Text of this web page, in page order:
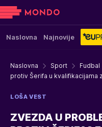
Naslovna Najnovije
Naslovna Sport Fudbal
protiv Šerifa u kvalifikacijama
LOŠA VEST
ZVEZDA U